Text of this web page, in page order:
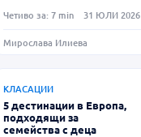
Четиво за: 7 min
31 ЮЛИ 2026
Мирослава Илиева
КЛАСАЦИИ
5 дестинации в Европа,
подходящи за
семейства с деца